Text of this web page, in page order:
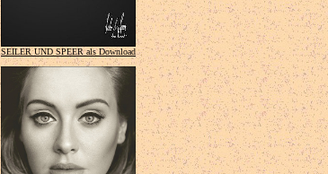
SEILER UND SPEER als Download